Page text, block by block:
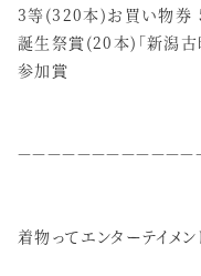
3等(320本)お買い物券
誕生祭賞(20本)「新潟古
参加賞
－－－－－－－－－－－
着物ってエンターテイメン